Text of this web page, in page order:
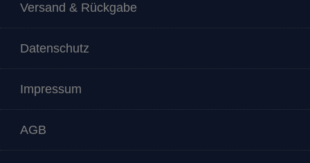
Versand & Rückgabe
Datenschutz
Impressum
AGB